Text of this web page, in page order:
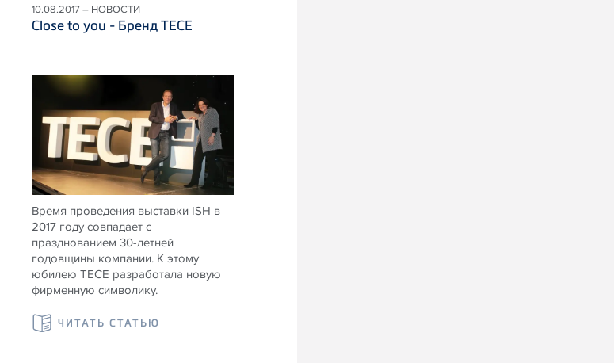
10.08.2017 – НОВОСТИ
Close to you - Бренд TECE
Время проведения выставки ISH в
2017 году совпадает с
празднованием 30-летней
годовщины компании. К этому
юбилею TECE разработала новую
фирменную символику.
ЧИТАТЬ СТАТЬЮ